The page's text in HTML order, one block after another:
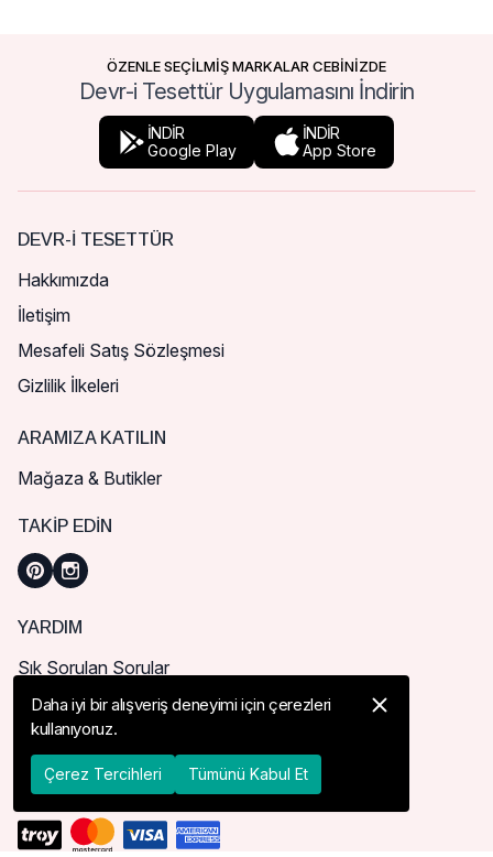
ÖZENLE SEÇİLMİŞ MARKALAR CEBİNİZDE
Devr-i Tesettür Uygulamasını İndirin
İNDİR
Google Play
İNDİR
App Store
DEVR-I TESETTÜR
Hakkımızda
İletişim
Mesafeli Satış Sözleşmesi
Gizlilik İlkeleri
ARAMIZA KATILIN
Mağaza & Butikler
TAKIP EDIN
YARDIM
Sık Sorulan Sorular
Nasıl Sipariş Verebilirim?
Kargo ve Teslimat
İade, İptal ve Değişim
Daha iyi bir alışveriş deneyimi için çerezleri
kullanıyoruz.
Çerez Tercihleri Tümünü Kabul Et